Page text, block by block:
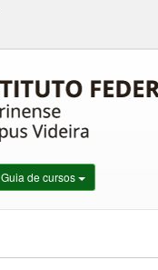
Guia de cursos